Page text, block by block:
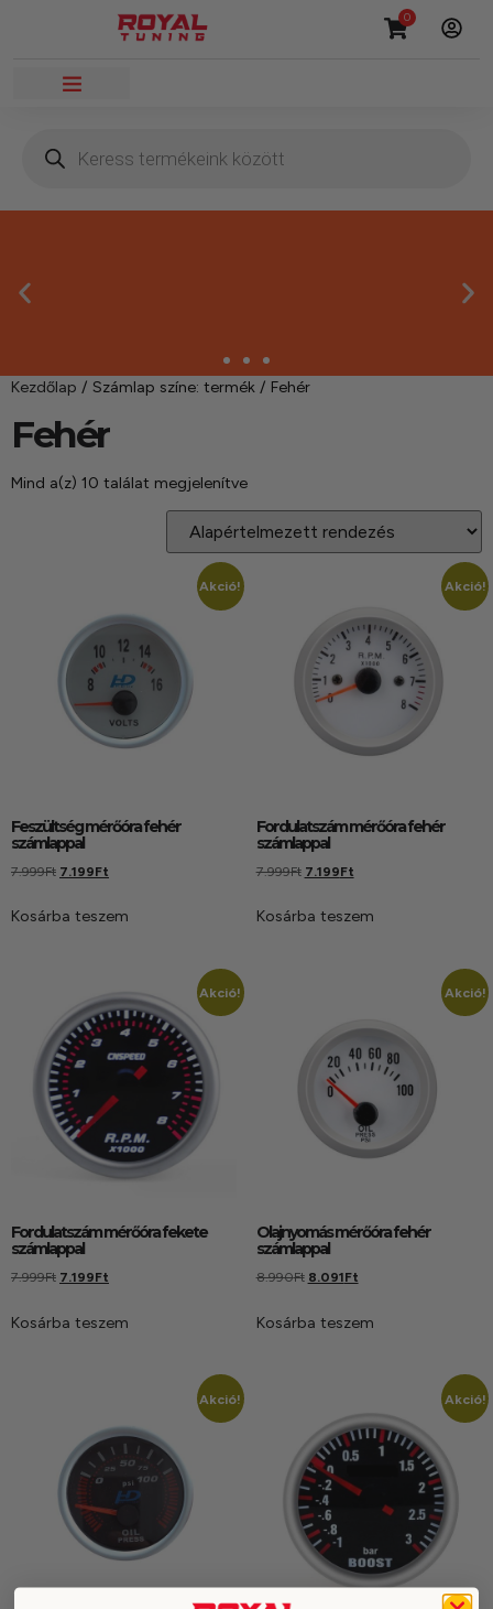
0
Kezdőlap / Számlap színe: termék / Fehér
Fehér
Mind a(z) 10 találat megjelenítve
Akció!
Feszültség mérőóra fehér
számlappal
7.999Ft 7.199Ft
Kosárba teszem
Akció!
Fordulatszám mérőóra fehér
számlappal
7.999Ft 7.199Ft
Kosárba teszem
Akció!
Fordulatszám mérőóra fekete
számlappal
7.999Ft 7.199Ft
Kosárba teszem
Akció!
Olajnyomás mérőóra fehér
számlappal
8.990Ft 8.091Ft
Kosárba teszem
Akció! Akció!